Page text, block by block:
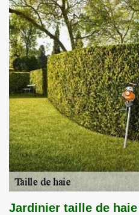
Jardinier taille de haie